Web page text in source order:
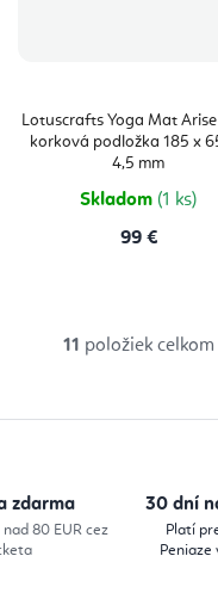
Lotuscrafts Yoga Mat
korková podložka 185 x
4,5 mm
Skladom (1 ks)
99 €
l
d
11 položiek celkom
zdarma
80 EUR cez
30 dní
Platí
Peniaze